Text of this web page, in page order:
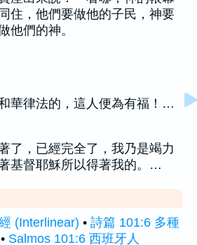
住，他們要做他的子民，神要
他們的神。
華律法的，這人便為有福！…
了，已經完全了，我乃是竭力
基督耶穌所以得著我的。…
(Interlinear) • 詩篇 101:6 多種
• Salmos 101:6 西班牙人